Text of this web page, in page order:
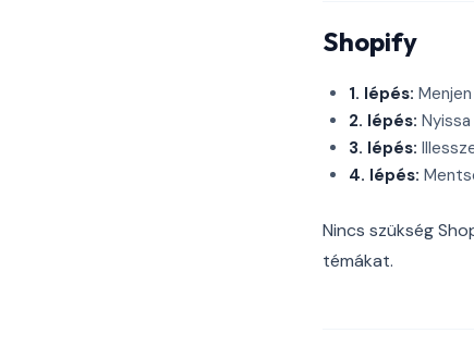
Shopify
1. lépés:
2. lépés:
3. lépés:
4. lépés:
Nincs szükség
témákat.